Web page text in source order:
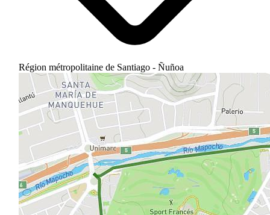
Région métropolitaine de Santiago - Ñuñoa